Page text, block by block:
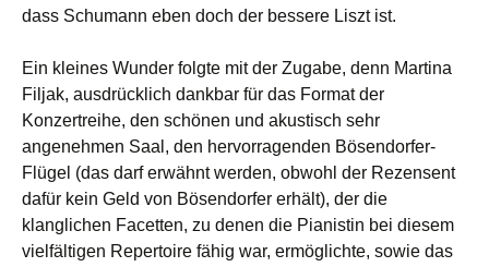
dass Schumann eben doch der bessere Liszt ist.
Ein kleines Wunder folgte mit der Zugabe, denn Martina
Filjak, ausdrücklich dankbar für das Format der
Konzertreihe, den schönen und akustisch sehr
angenehmen Saal, den hervorragenden Bösendorfer-
Flügel (das darf erwähnt werden, obwohl der Rezensent
dafür kein Geld von Bösendorfer erhält), der die
klanglichen Facetten, zu denen die Pianistin bei diesem
vielfältigen Repertoire fähig war, ermöglichte, sowie das